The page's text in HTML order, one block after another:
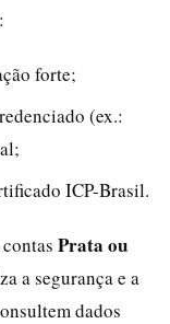
forte;
(ex.:
ICP-Brasil.
Prata ou
a segurança e a
dados